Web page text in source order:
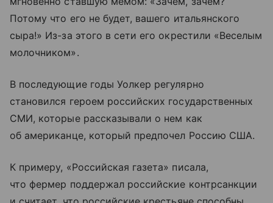
Потому что его не будет, вашего итальянского
сыра!» Из-за этого в сети его окрестили «Веселым
молочником».
В последующие годы Уолкер регулярно
становился героем российских государственных
СМИ, которые рассказывали о нем как
об американце, который предпочел Россию США.
К примеру, «Российская газета» писала,
что фермер поддержал российские контрсанкции